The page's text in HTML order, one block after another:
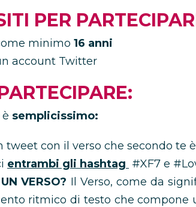
PER
minimo 16 anni
account Twitter
semplicissimo:
tweet con il verso che secondo te
entrambi gli hashtag #XF7 e
UN VERSO? Il Verso, come da
ritmico di testo che compone